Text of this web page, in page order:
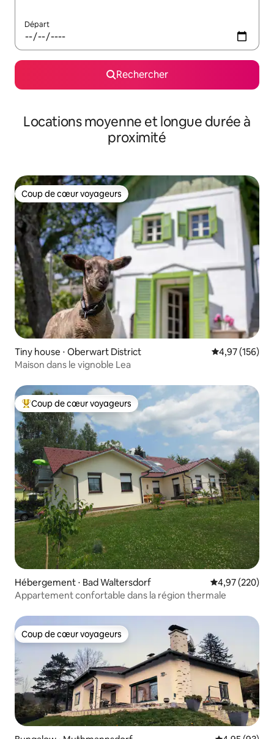
Départ
Rechercher
Locations moyenne et longue durée à
proximité
Coup de cœur voyageurs
Coup de cœur voyageurs
Tiny house ⋅ Oberwart District Évaluation
4,97 (156)
Maison dans le vignoble Lea
Coups de cœur voyageurs les plus appréciés
Coup de cœur voyageurs
Hébergement ⋅ Bad Waltersdorf Évaluation
4,97 (220)
Appartement confortable dans la région thermale
Coup de cœur voyageurs
Coup de cœur voyageurs